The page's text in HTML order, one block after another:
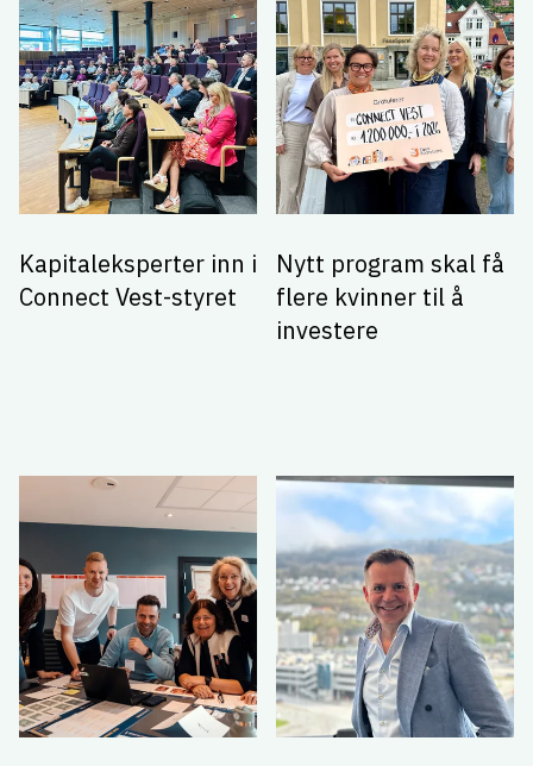
Kapitaleksperter inn i
Connect Vest-styret
Nytt program skal få
flere kvinner til å
investere